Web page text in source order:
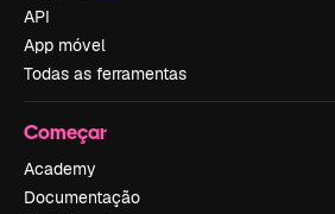
API
App móvel
Todas as ferramentas
Começar
Academy
Documentação